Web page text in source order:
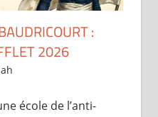
:
2026
école de l’anti-